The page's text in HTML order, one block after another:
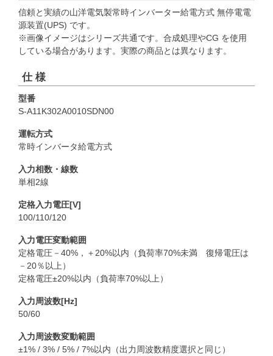
信頼と実績の山洋電気製常時インバーター給電方式 無停電電
源装置(UPS) です。
※画像イメージはシリーズ共通です。合成処理やCG を使用
している場合があります。実際の商品とは異なります。
仕 様
型番
S-A11K302A0010SDN00
運転方式
常時インバータ給電方式
入力相数・線数
単相2線
定格入力電圧[V]
100/110/120
入力電圧変動範囲
定格電圧－40%，＋20%以内（負荷率70%未満 復帰電圧は
－20％以上）
定格電圧±20%以内（負荷率70%以上）
入力周波数[Hz]
50/60
入力周波数変動範囲
±1% / 3% / 5% / 7%以内（出力周波数精度選択と同じ）